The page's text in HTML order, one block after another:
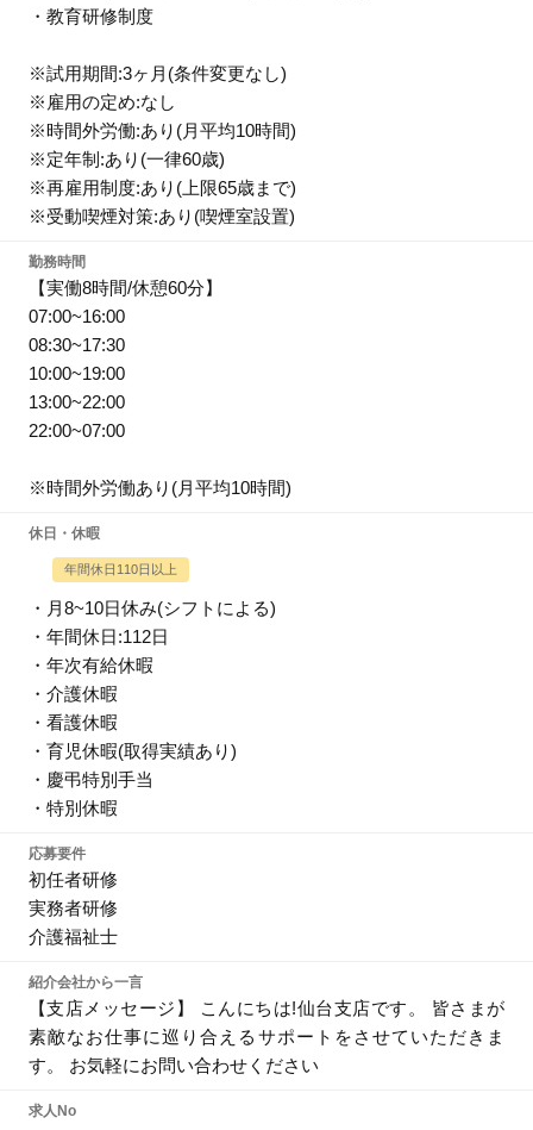
・教育研修制度
※試用期間:3ヶ月(条件変更なし)
※雇用の定め:なし
※時間外労働:あり(月平均10時間)
※定年制:あり(一律60歳)
※再雇用制度:あり(上限65歳まで)
※受動喫煙対策:あり(喫煙室設置)
勤務時間
【実働8時間/休憩60分】
07:00~16:00
08:30~17:30
10:00~19:00
13:00~22:00
22:00~07:00
※時間外労働あり(月平均10時間)
休日・休暇
年間休日110日以上
・月8~10日休み(シフトによる)
・年間休日:112日
・年次有給休暇
・介護休暇
・看護休暇
・育児休暇(取得実績あり)
・慶弔特別手当
・特別休暇
応募要件
初任者研修
実務者研修
介護福祉士
紹介会社から一言
【支店メッセージ】 こんにちは!仙台支店です。 皆さまが
素敵なお仕事に巡り合えるサポートをさせていただきま
す。 お気軽にお問い合わせください
求人No